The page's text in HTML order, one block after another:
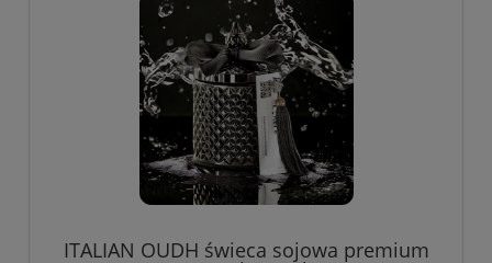
ITALIAN OUDH świeca sojowa premium